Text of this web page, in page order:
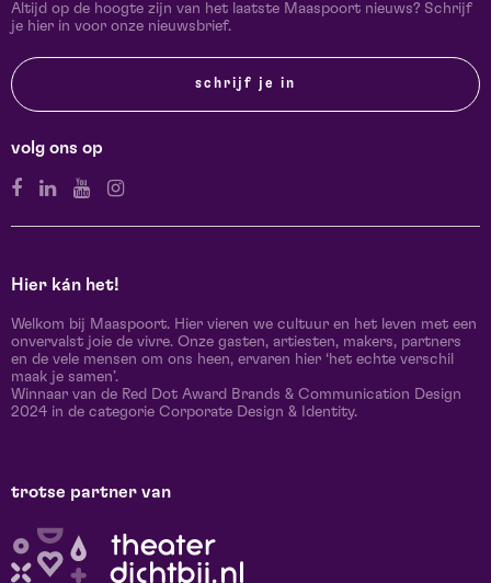
Altijd op de hoogte zijn van het laatste Maaspoort nieuws? Schrijf
je hier in voor onze nieuwsbrief.
schrijf je in
volg ons op
Hier kán het!
Welkom bij Maaspoort. Hier vieren we cultuur en het leven met een
onvervalst joie de vivre. Onze gasten, artiesten, makers, partners
en de vele mensen om ons heen, ervaren hier ‘het echte verschil
maak je samen’.
Winnaar van de Red Dot Award Brands & Communication Design
2024 in de categorie Corporate Design & Identity.
trotse partner van